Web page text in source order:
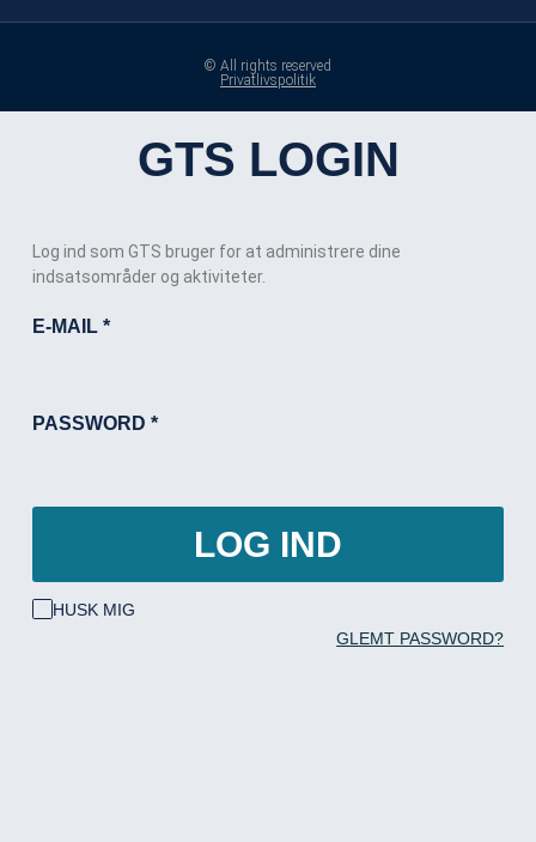
© All rights reserved
Privatlivspolitik
GTS LOGIN
Log ind som GTS bruger for at administrere dine
indsatsområder og aktiviteter.
E-MAIL *
PASSWORD *
LOG IND
HUSK MIG
GLEMT PASSWORD?